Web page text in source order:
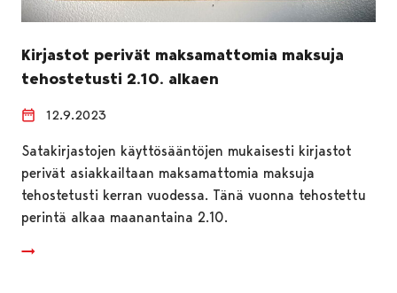
Kirjastot perivät maksamattomia maksuja
tehostetusti 2.10. alkaen
12.9.2023
Satakirjastojen käyttösääntöjen mukaisesti kirjastot
perivät asiakkailtaan maksamattomia maksuja
tehostetusti kerran vuodessa. Tänä vuonna tehostettu
perintä alkaa maanantaina 2.10.